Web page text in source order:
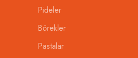
Pideler
Börekler
Pastalar